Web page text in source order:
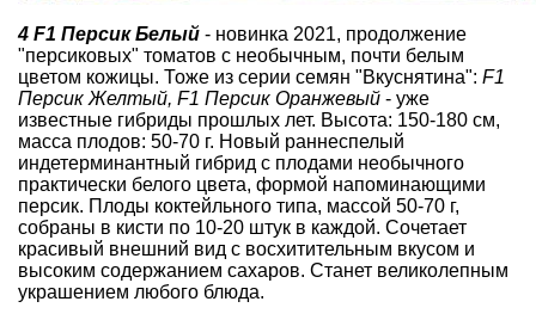
4 F1 Персик Белый - новинка 2021, продолжение
"персиковых" томатов с необычным, почти белым
цветом кожицы. Тоже из серии семян "Вкуснятина": F1
Персик Желтый, F1 Персик Оранжевый - уже
известные гибриды прошлых лет. Высота: 150-180 см,
масса плодов: 50-70 г. Новый раннеспелый
индетерминантный гибрид с плодами необычного
практически белого цвета, формой напоминающими
персик. Плоды коктейльного типа, массой 50-70 г,
собраны в кисти по 10-20 штук в каждой. Сочетает
красивый внешний вид с восхитительным вкусом и
высоким содержанием сахаров. Станет великолепным
украшением любого блюда.